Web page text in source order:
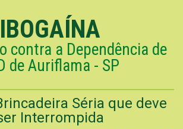
IBOGAÍNA
contra a Dependência de
de Auriflama - SP
Séria que deve
Interrompida